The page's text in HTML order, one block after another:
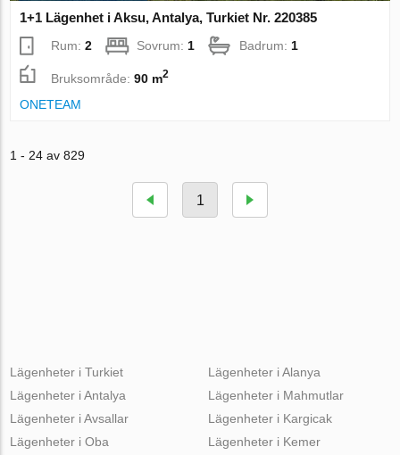
1+1 Lägenhet i Aksu, Antalya, Turkiet Nr. 220385
Rum:2 Sovrum:1 Badrum:1
Bruksområde:90 m2
ONETEAM
1 - 24 av 829
1
Lägenheter i Turkiet
Lägenheter i Antalya
Lägenheter i Avsallar
Lägenheter i Oba
Lägenheter i Alanya
Lägenheter i Mahmutlar
Lägenheter i Kargicak
Lägenheter i Kemer